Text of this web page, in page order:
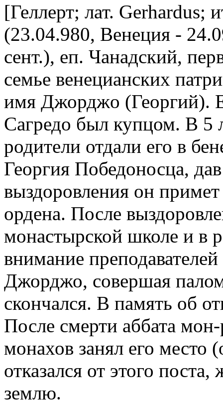
[Геллерт; лат. Gerhardus;
(23.04.980, Венеция -
сент.), еп. Чанадский,
семье венецианских
имя Джорджo (Георгий).
Сагредо был купцом. В 5
родители отдали его в
Георгия Победоносца,
выздоровления он
ордена. После
монастырской школе и в
внимание
Джорджо, совершая
скончался. В память об
После смерти аббата
монахов занял его место
отказался от этого
землю.